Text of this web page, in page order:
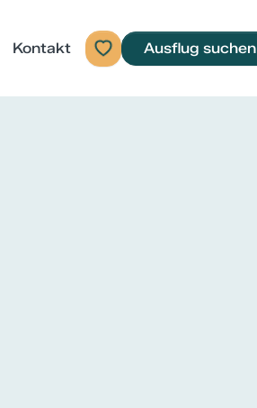
Kontakt Ausflug suchen